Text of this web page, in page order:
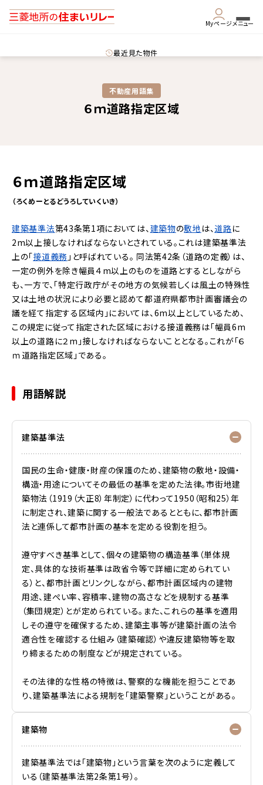
Myページメニュー
最近見た物件
不動産用語集​
６ｍ道路指定区域
６ｍ道路指定区域
（ろくめーとるどうろしていくいき）
建築基準法第43条第1項においては、建築物の敷地 は、道路に
2m以上接しなければならないとされている。これは建築基準法
上の「接道義務 」と呼ばれている。 同法第42条（道路の定義）は、
一定の例外を除き幅員４m以上のものを道路とするとしながら
も、一方で、「特定行政庁がその地方の気候若しくは風土の特殊性
又は土地の状況により必要と認めて都道府県都市計画審議会の
議を経て指定する区域内」においては、6m以上としているため、
この規定に従って指定された区域における接道義務は「幅員6m
以上の道路に２m」接しなければならないこととなる。これが「６
ｍ道路指定区域」である。
用語解説
建築基準法
国民の生命・健康・財産の保護のため、建築物の敷地・設備・
構造・用途についてその最低の基準を定めた法律。市街地建
築物法（1919（大正8）年制定）に代わって1950（昭和25）年
に制定され、建築に関する一般法であるとともに、都市計画
法と連係して都市計画の基本を定める役割を担う。
遵守すべき基準として、個々の建築物の構造基準（単体規
定、具体的な技術基準は政省令等で詳細に定められてい
る）と、都市計画とリンクしながら、都市計画区域内の建物
用途、建ぺい率、容積率、建物の高さなどを規制する基準
（集団規定）とが定められている。また、これらの基準を適用
しその遵守を確保するため、建築主事等が建築計画の法令
適合性を確認する仕組み（建築確認）や違反建築物等を取
り締まるための制度などが規定されている。
その法律的な性格の特徴は、警察的な機能を担うことであ
り、建築基準法による規制を「建築警察」ということがある。
建築物
建築基準法では「建築物」という言葉を次のように定義して
いる（建築基準法第2条第1号）。